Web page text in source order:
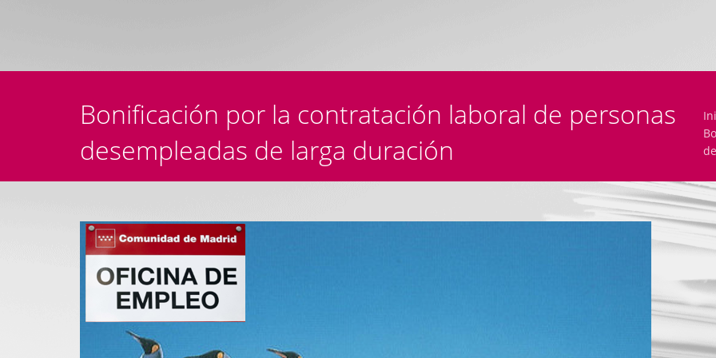
Bonificación por la contratación laboral de personas
desempleadas de larga duración